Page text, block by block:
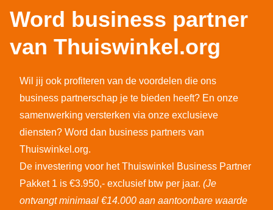
Word business partner
van Thuiswinkel.org
Wil jij ook profiteren van de voordelen die ons
business partnerschap je te bieden heeft? En onze
samenwerking versterken via onze exclusieve
diensten? Word dan business partners van
Thuiswinkel.org.
De investering voor het Thuiswinkel Business Partner
Pakket 1 is €3.950,- exclusief btw per jaar. (Je
ontvangt minimaal €14.000 aan aantoonbare waarde